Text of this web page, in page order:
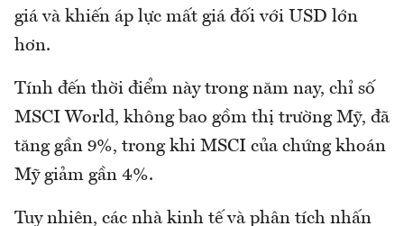
giá và khiến áp lực mất giá đối với USD lớn
hơn.
Tính đến thời điểm này trong năm nay, chỉ số
MSCI World, không bao gồm thị trường Mỹ, đã
tăng gần 9%, trong khi MSCI của chứng khoán
Mỹ giảm gần 4%.
Tuy nhiên, các nhà kinh tế và phân tích nhấn